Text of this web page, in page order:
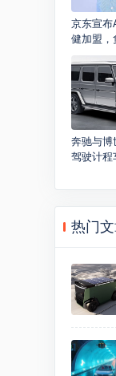
京东宣布
健加盟，
平台与
奔驰与博
驾驶计程
热门